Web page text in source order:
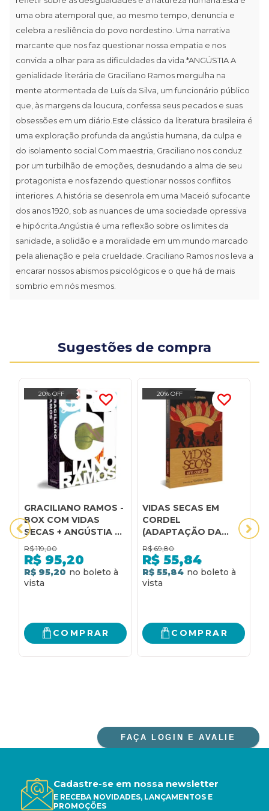
uma obra atemporal que, ao mesmo tempo, denuncia e
celebra a resiliência do povo nordestino. Uma narrativa
marcante que nos faz questionar nossa empatia e nos
convida a olhar para as dificuldades da vida.*ANGÚSTIA A
genialidade literária de Graciliano Ramos mergulha na
mente atormentada de Luís da Silva, um funcionário público
que, às margens da loucura, confessa seus pecados e suas
obsessões em um diário.Este clássico da literatura brasileira é
uma exploração profunda da angústia humana, da culpa e
do isolamento social.Com maestria, Graciliano nos conduz
por um turbilhão de emoções, desnudando a alma de seu
protagonista e nos fazendo questionar nossos conflitos
interiores. A história se desenrola em uma Maceió sufocante
dos anos 1920, sob as nuances de uma sociedade opressiva
e hipócrita.Angústia é uma reflexão sobre os limites da
sanidade, a solidão e a moralidade em um mundo marcado
pela alienação e pela crueldade. Graciliano Ramos nos leva a
encarar nossos abismos psicológicos e o que há de mais
sombrio em nós mesmos.
Sugestões de compra
20% OFF
GRACILIANO RAMOS -
BOX COM VIDAS
SECAS + ANGÚSTIA +
S. BERNARDO +
INSÔNIA
R$ 119,00
R$ 95,20
R$ 95,20
COMPRAR
20% OFF
VIDAS SECAS EM
CORDEL
(ADAPTAÇÃO DA
OBRA DE GRACILIANO
RAMOS)
R$ 69,80
R$ 55,84
R$ 55,84
COMPRAR
FAÇA LOGIN E AVALIE
Cadastre-se em nossa newsletter
E RECEBA NOVIDADES, LANÇAMENTOS E
PROMOÇÕES